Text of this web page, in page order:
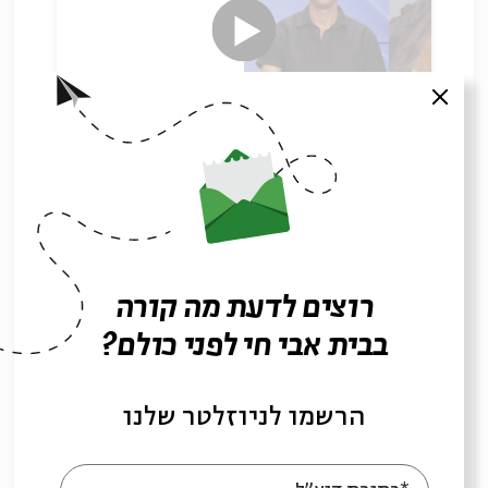
מסליחה בתלמוד אל הלכות תשובה
ד"ר איתי מרינברג-מיליקובסקי
סגור
רוצים לדעת מה קורה
בבית אבי חי לפני כולם?
הרשמו לניוזלטר שלנו